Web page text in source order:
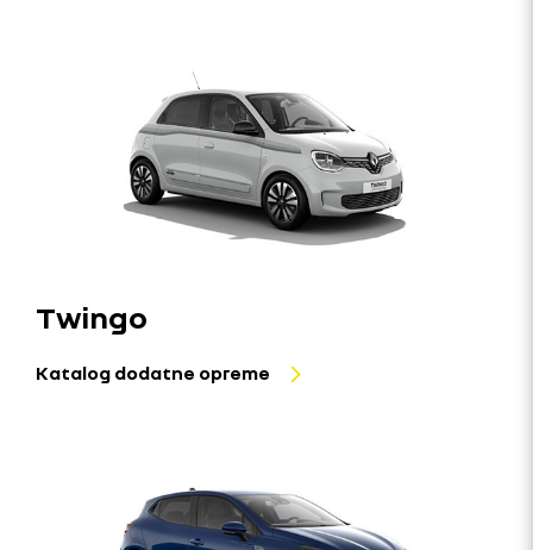
Twingo
Katalog dodatne opreme